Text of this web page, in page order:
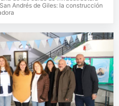
Andrés de Giles: la construcción